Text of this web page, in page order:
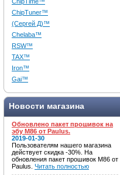
ChipTuner™
(Сергей Д)™
Chelaba™
RSW™
TAX™
Iron™
Gai™
Новости магазина
Обновлено пакет прошивок на
эбу M86 от Paulus.
2019-01-30
Пользователям нашего магазина
действует скидка -30%. На
обновления пакет прошивок M86 от
Paulus. Читать полностью